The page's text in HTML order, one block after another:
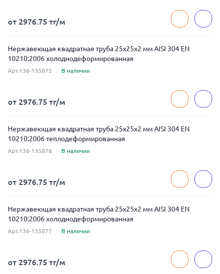
от 2976.75 тг/м
Нержавеющая квадратная труба 25x25x2 мм AISI 304 EN
10210:2006 холоднодеформированная
Арт.136-135875 В наличии
от 2976.75 тг/м
Нержавеющая квадратная труба 25x25x2 мм AISI 304 EN
10210:2006 теплодеформированная
Арт.136-135876 В наличии
от 2976.75 тг/м
Нержавеющая квадратная труба 25x25x2 мм AISI 304 EN
10210:2006 холоднодеформированная
Арт.136-135877 В наличии
от 2976.75 тг/м